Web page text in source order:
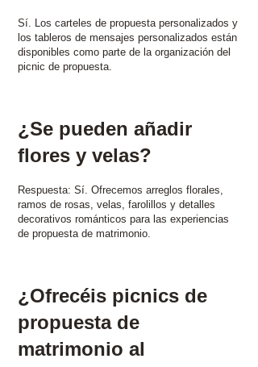
Sí. Los carteles de propuesta personalizados y
los tableros de mensajes personalizados están
disponibles como parte de la organización del
picnic de propuesta.
¿Se pueden añadir
flores y velas?
Respuesta: Sí. Ofrecemos arreglos florales,
ramos de rosas, velas, farolillos y detalles
decorativos románticos para las experiencias
de propuesta de matrimonio.
¿Ofrecéis picnics de
propuesta de
matrimonio al